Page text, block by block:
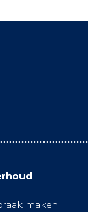
maken